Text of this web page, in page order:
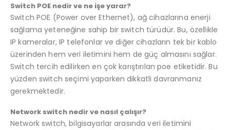
Switch POE nedir ve ne işe yarar?
Switch POE (Power over Ethernet), ağ cihazlarına enerji
sağlama yeteneğine sahip bir switch türüdür. Bu, özellikle
IP kameralar, IP telefonlar ve diğer cihazların tek bir kablo
üzerinden hem veri iletimini hem de güç almasını sağlar.
Switch tercih edilirken en çok karıştırılan poe etiketidir. Bu
yüzden switch seçimi yaparken dikkatli davranmanız
gerekmektedir.
Network switch nedir ve nasıl çalışır?
Network switch, bilgisayarlar arasında veri iletimini